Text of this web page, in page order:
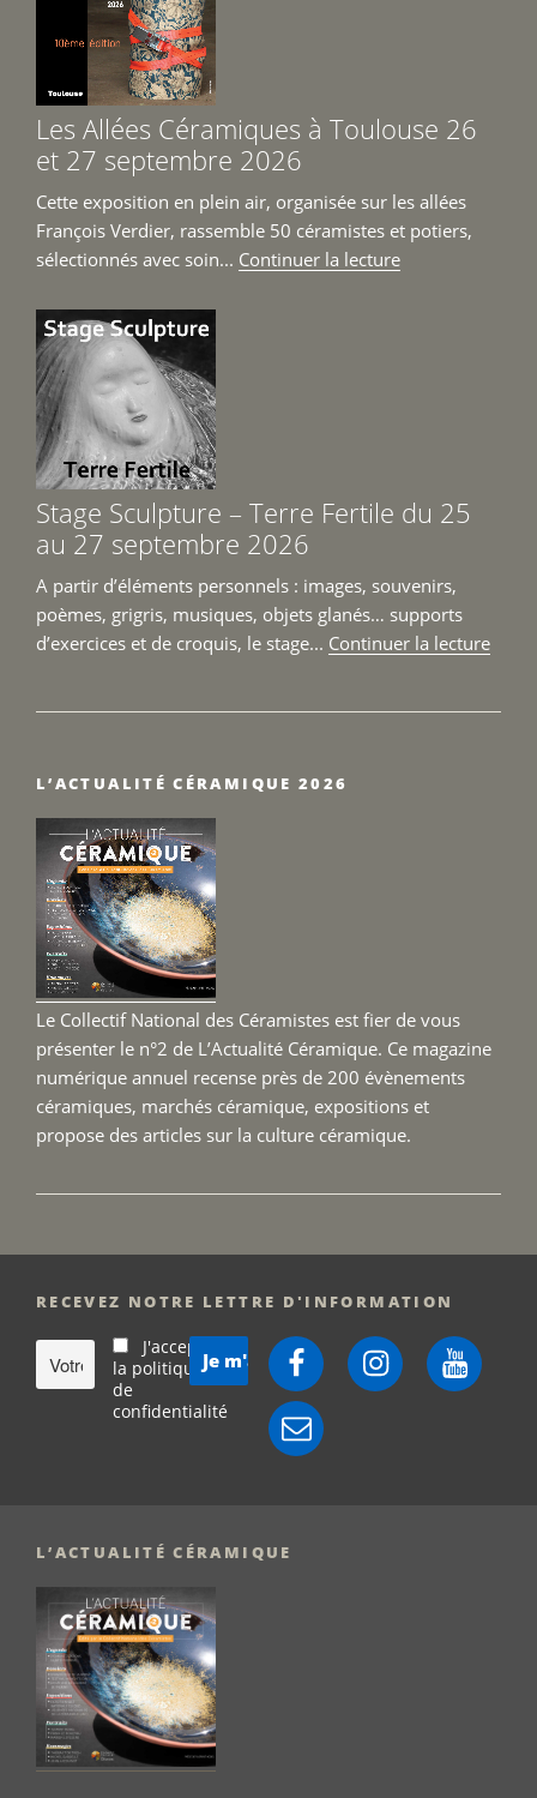
Czerwiec,
Didier
Imart
et
Jean-
Michel
du
au
4
juillet
2026 »
Les Allées Céramiques à Toulouse 26
et 27 septembre 2026
Cette exposition en plein air, organisée sur les allées
François Verdier, rassemble 50 céramistes et potiers,
sélectionnés avec soin... Continuer la lecturede
septembre
Stage Sculpture – Terre Fertile du 25
au 27 septembre 2026
A partir d’éléments personnels : images, souvenirs,
poèmes, grigris, musiques, objets glanés… supports
d’exercices et de croquis, le stage... Continuer la lecturede
L’ACTUALITÉ CÉRAMIQUE 2026
Le Collectif National des Céramistes est fier de vous
présenter le n°2 de L’Actualité Céramique. Ce magazine
numérique annuel recense près de 200 évènements
céramiques, marchés céramique, expositions et
propose des articles sur la culture céramique.
RECEVEZ NOTRE LETTRE D'INFORMATION
J'accepte
la politique
de
confidentialité
FacebookInstagramYouTube
E-
mail
L’ACTUALITÉ CÉRAMIQUE